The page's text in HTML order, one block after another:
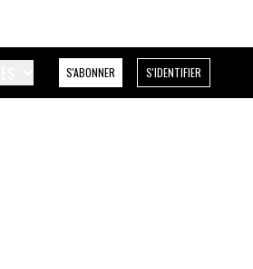
S'ABONNER S'IDENTIFIER